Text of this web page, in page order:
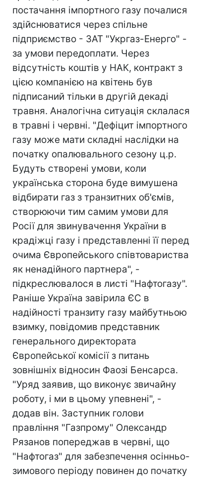
постачання імпортного газу почалися
здійснюватися через спільне
підприємство - ЗАТ "Укргаз-Енерго" -
за умови передоплати. Через
відсутність коштів у НАК, контракт з
цією компанією на квітень був
підписаний тільки в другій декаді
травня. Аналогічна ситуація склалася
в травні і червні. "Дефіцит імпортного
газу може мати складні наслідки на
початку опалювального сезону ц.р.
Будуть створені умови, коли
українська сторона буде вимушена
відбирати газ з транзитних об'ємів,
створюючи тим самим умови для
Росії для звинувачення України в
крадіжці газу і представленні її перед
очима Європейського співтовариства
як ненадійного партнера", -
підкреслювалося в листі "Нафтогазу".
Раніше Україна завірила ЄС в
надійності транзиту газу майбутньою
взимку, повідомив представник
генерального директората
Європейської комісії з питань
зовнішніх відносин Фаозі Бенсарса.
"Уряд заявив, що виконує звичайну
роботу, і ми в цьому упевнені", -
додав він. Заступник голови
правління "Газпрому" Олександр
Рязанов попереджав в червні, що
"Нафтогаз" для забезпечення осінньо-
зимового періоду повинен до початку